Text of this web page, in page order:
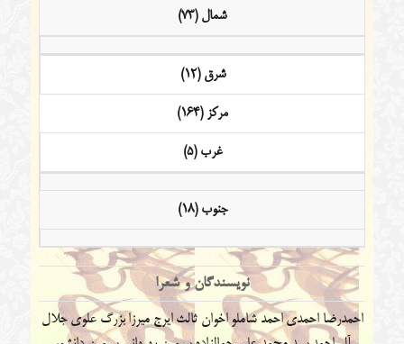
شمال (73)
شرق (12)
مرکز (164)
غرب (5)
جنوب (18)
نویسندگان و شعرا
احمدرضا احمدیاحمد شاملو اخوان ثالثایرج میرزابزرگ علوی جلال